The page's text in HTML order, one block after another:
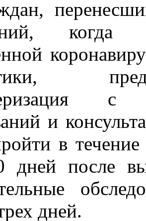
когда
с
и
в течение
дней после
дней.